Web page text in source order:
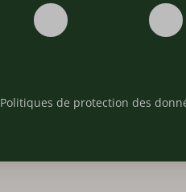
Politiques de protection des